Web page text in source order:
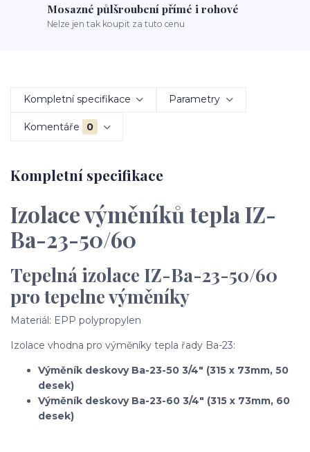
Mosazné půlšroubení přímé i rohové
Nelze jen tak koupit za tuto cenu
Kompletní specifikace Parametry
Komentáře 0
Kompletní specifikace
Izolace výměníků tepla IZ-
Ba-23-50/60
Tepelná izolace IZ-Ba-23-50/60
pro tepelne výměníky
Materiál: EPP polypropylen
Izolace vhodna pro výměníky tepla řady Ba-23:
Výměník deskovy Ba-23-50 3/4" (315 x 73mm, 50
desek)
Výměník deskovy Ba-23-60 3/4" (315 x 73mm, 60
desek)